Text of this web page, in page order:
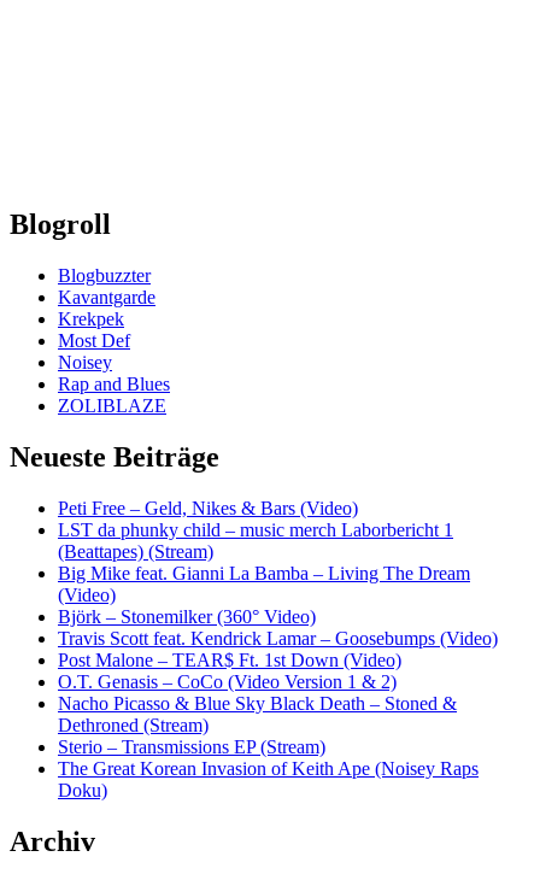
Blogroll
Blogbuzzter
Kavantgarde
Krekpek
Most Def
Noisey
Rap and Blues
ZOLIBLAZE
Neueste Beiträge
Peti Free – Geld, Nikes & Bars (Video)
LST da phunky child – music merch Laborbericht 1
(Beattapes) (Stream)
Big Mike feat. Gianni La Bamba – Living The Dream
(Video)
Björk – Stonemilker (360° Video)
Travis Scott feat. Kendrick Lamar – Goosebumps (Video)
Post Malone – TEAR$ Ft. 1st Down (Video)
O.T. Genasis – CoCo (Video Version 1 & 2)
Nacho Picasso & Blue Sky Black Death – Stoned &
Dethroned (Stream)
Sterio – Transmissions EP (Stream)
The Great Korean Invasion of Keith Ape (Noisey Raps
Doku)
Archiv